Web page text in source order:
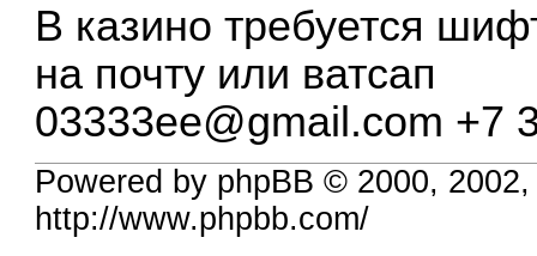
В казино требуется
на почту или ватсап
03333ee@gmail.com +7
Powered by phpBB © 2000,
http://www.phpbb.com/